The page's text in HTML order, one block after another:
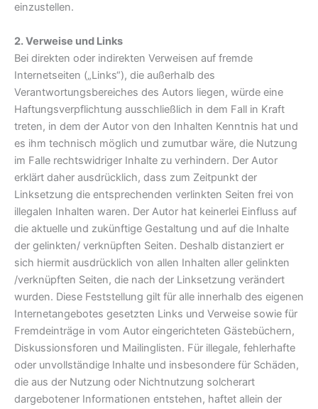
einzustellen.
2. Verweise und Links
Bei direkten oder indirekten Verweisen auf fremde
Internetseiten („Links“), die außerhalb des
Verantwortungsbereiches des Autors liegen, würde eine
Haftungsverpflichtung ausschließlich in dem Fall in Kraft
treten, in dem der Autor von den Inhalten Kenntnis hat und
es ihm technisch möglich und zumutbar wäre, die Nutzung
im Falle rechtswidriger Inhalte zu verhindern. Der Autor
erklärt daher ausdrücklich, dass zum Zeitpunkt der
Linksetzung die entsprechenden verlinkten Seiten frei von
illegalen Inhalten waren. Der Autor hat keinerlei Einfluss auf
die aktuelle und zukünftige Gestaltung und auf die Inhalte
der gelinkten/ verknüpften Seiten. Deshalb distanziert er
sich hiermit ausdrücklich von allen Inhalten aller gelinkten
/verknüpften Seiten, die nach der Linksetzung verändert
wurden. Diese Feststellung gilt für alle innerhalb des eigenen
Internetangebotes gesetzten Links und Verweise sowie für
Fremdeinträge in vom Autor eingerichteten Gästebüchern,
Diskussionsforen und Mailinglisten. Für illegale, fehlerhafte
oder unvollständige Inhalte und insbesondere für Schäden,
die aus der Nutzung oder Nichtnutzung solcherart
dargebotener Informationen entstehen, haftet allein der